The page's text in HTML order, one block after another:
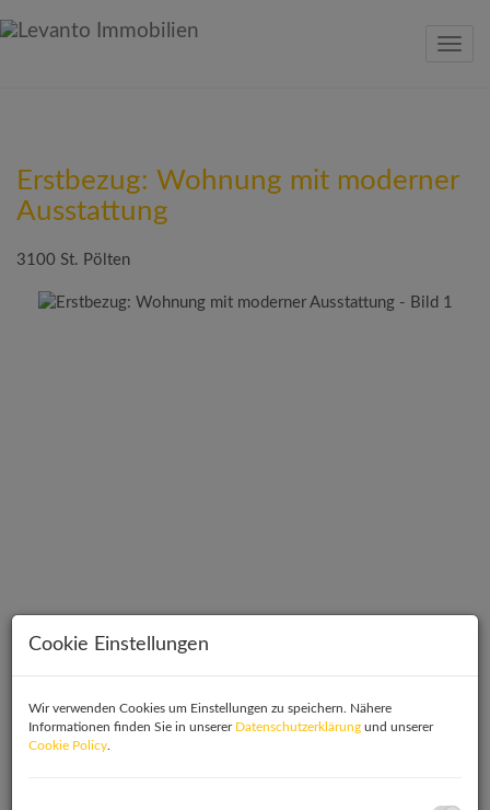
Erstbezug: Wohnung mit moderner
Ausstattung
3100 St. Pölten
Cookie Einstellungen
Wir verwenden Cookies um Einstellungen zu speichern. Nähere
Informationen finden Sie in unserer Datenschutzerklärung und unserer
Cookie Policy